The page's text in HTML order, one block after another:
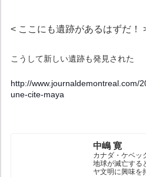
< ここにも遺跡があるはずだ！
こうして新しい遺跡も発見された
http://www.journaldemontreal.com/
une-cite-maya
中嶋 寛
カナダ・ケベッ
地球が滅亡する
ヤ文明に興味を